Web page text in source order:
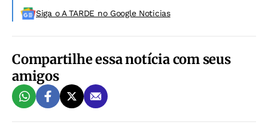
Siga o A TARDE no Google Noticias
Compartilhe essa notícia com seus
amigos